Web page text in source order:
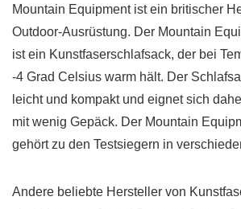
Mountain Equipment ist ein britischer
Outdoor-Ausrüstung. Der Mountain
ist ein Kunstfaserschlafsack, der bei
-4 Grad Celsius warm hält. Der
leicht und kompakt und eignet sich
mit wenig Gepäck. Der Mountain
gehört zu den Testsiegern in
Andere beliebte Hersteller von